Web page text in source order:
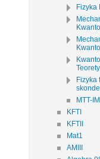
Fizyka
Fizyka
MTT-IM
KFTI
KFTII
Mat1
AMIII